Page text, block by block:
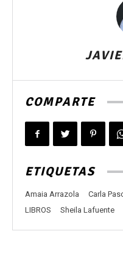
COMPARTE
ETIQUETAS
Amaia Arrazola Carla
LIBROS
Sheila Lafuente